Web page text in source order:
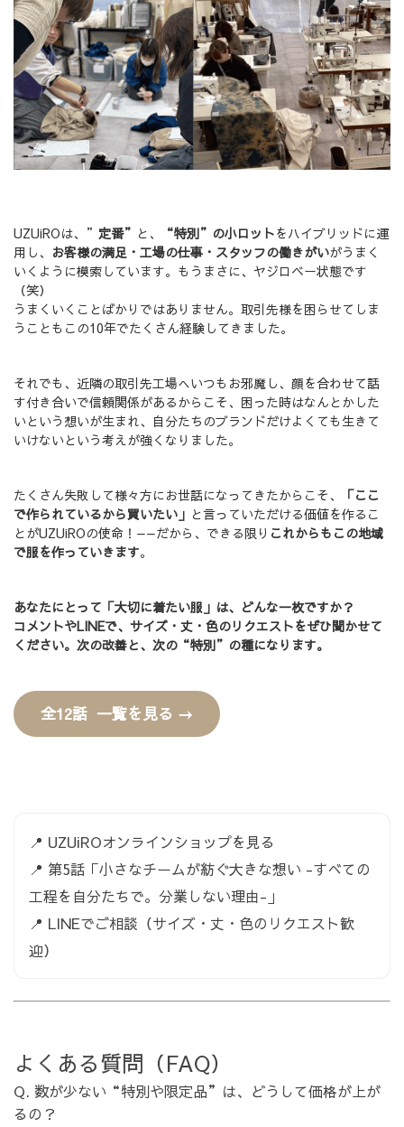
UZUiROは、” 定番” と、 “特別”の小ロットをハイブリッドに運
用し、 お客様の満足・工場の仕事・スタッフの働きがいがうまく
いくように模索しています。もうまさに、ヤジロベー状態です
（笑）
うまくいくことばかりではありません。取引先様を困らせてしま
うこともこの10年でたくさん経験してきました。
それでも、近隣の取引先工場へいつもお邪魔し、顔を合わせて話
す付き合いで信頼関係があるからこそ、困った時はなんとかした
いという想いが生まれ、自分たちのブランドだけよくても生きて
いけないという考えが強くなりました。
たくさん失敗して様々方にお世話になってきたからこそ、
「ここ
で作られているから買いたい」 と言っていただける価値を作るこ
とがUZUiROの使命！——だから、できる限り これからもこの地域
で服を作っていきます。
あなたにとって「大切に着たい服」は、どんな一枚ですか？
コメントやLINEで、サイズ・丈・色のリクエストをぜひ聞かせて
ください。次の改善と、次の“特別”の種になります。
全12話 一覧を見る →
📍 UZUiROオンラインショップを見る
📍 第5話「小さなチームが紡ぐ大きな想い -すべての
工程を自分たちで。分業しない理由-」
📍 LINEでご相談（サイズ・丈・色のリクエスト歓
迎）
よくある質問（FAQ）
Q. 数が少ない“特別や限定品”は、どうして価格が上が
るの？